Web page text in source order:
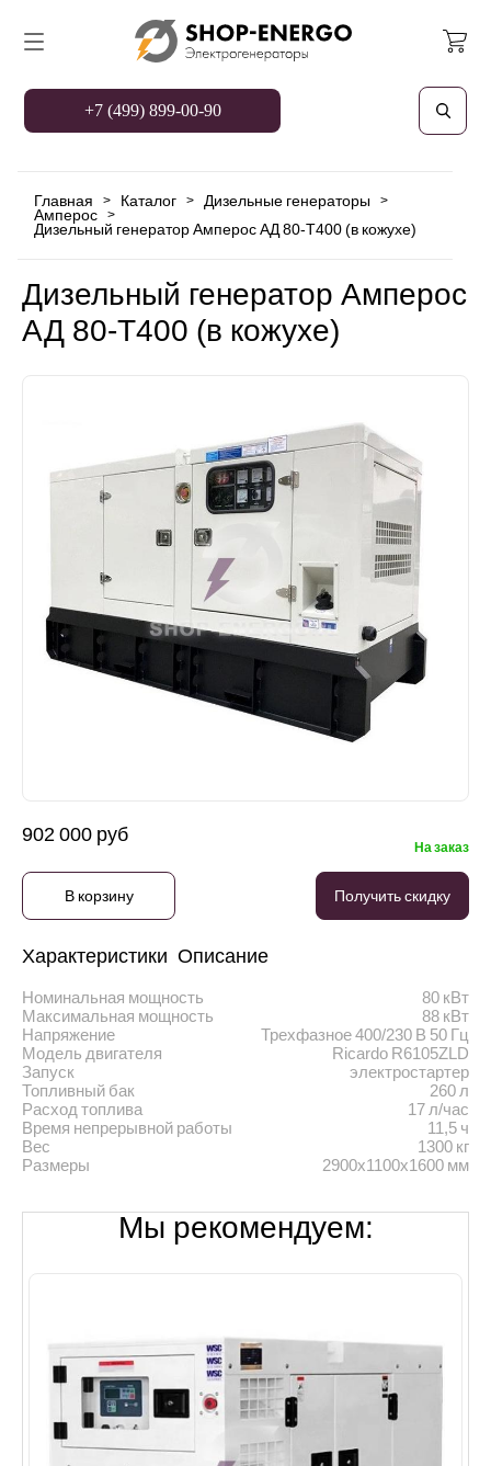
+7 (499) 899-00-90
Главная > Каталог > Дизельные генераторы >
Амперос >
Дизельный генератор Амперос АД 80-Т400 (в кожухе)
Дизельный генератор Амперос
АД 80-Т400 (в кожухе)
902 000 руб
На заказ
В корзину Получить скидку
Характеристики Описание
Номинальная мощность
80 кВт
Максимальная мощность
88 кВт
Напряжение
Трехфазное 400/230 В 50 Гц
Модель двигателя
Ricardo R6105ZLD
Запуск
электростартер
Топливный бак
260 л
Расход топлива
17 л/час
Время непрерывной работы
11,5 ч
Вес
1300 кг
Размеры
2900х1100х1600 мм
Мы рекомендуем: